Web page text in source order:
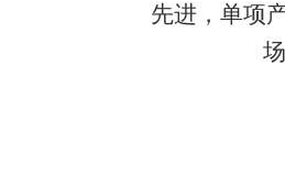
先进，单项